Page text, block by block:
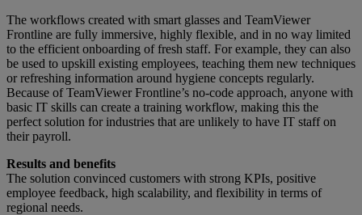
The workflows created with smart glasses and TeamViewer
Frontline are fully immersive, highly flexible, and in no way limited
to the efficient onboarding of fresh staff. For example, they can also
be used to upskill existing employees, teaching them new techniques
or refreshing information around hygiene concepts regularly.
Because of TeamViewer Frontline’s no-code approach, anyone with
basic IT skills can create a training workflow, making this the
perfect solution for industries that are unlikely to have IT staff on
their payroll.
Results and benefits
The solution convinced customers with strong KPIs, positive
employee feedback, high scalability, and flexibility in terms of
regional needs.